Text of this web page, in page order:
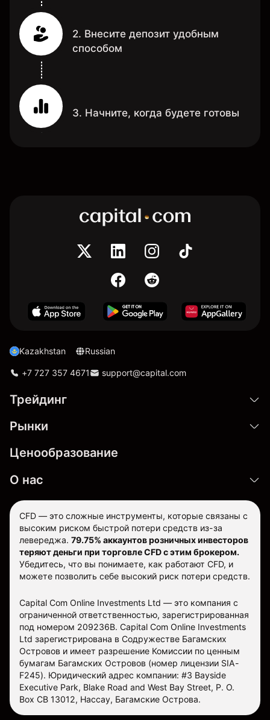
2. Внесите депозит удобным
способом
3. Начните, когда будете готовы
Kazakhstan Russian
+7 727 357 4671 support@capital.com
Трейдинг
Рынки
Ценообразование
О нас
CFD — это сложные инструменты, которые связаны с
высоким риском быстрой потери средств из-за
левереджа. 79.75% аккаунтов розничных инвесторов
теряют деньги при торговле CFD с этим брокером.
Убедитесь, что вы понимаете, как работают CFD, и
можете позволить себе высокий риск потери средств.
Capital Com Online Investments Ltd — это компания с
ограниченной ответственностью, зарегистрированная
под номером 209236B. Capital Com Online Investments
Ltd зарегистрирована в Содружестве Багамских
Островов и имеет разрешение Комиссии по ценным
бумагам Багамских Островов (номер лицензии SIA-
F245). Юридический адрес компании: #3 Bayside
Executive Park, Blake Road and West Bay Street, P. O.
Box CB 13012, Нассау, Багамские Острова.